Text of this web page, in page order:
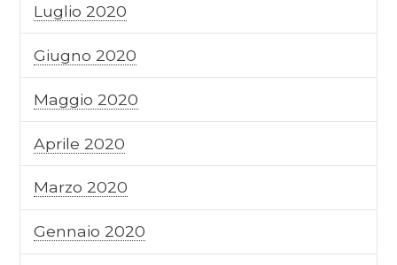
Luglio 2020
Giugno 2020
Maggio 2020
Aprile 2020
Marzo 2020
Gennaio 2020